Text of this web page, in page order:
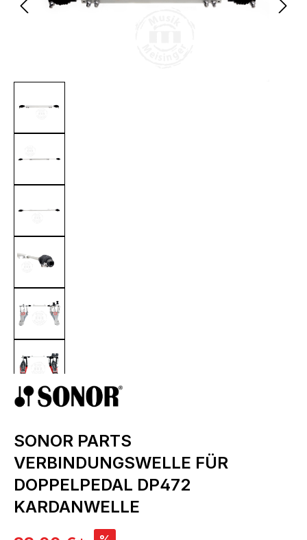
SONOR PARTS
VERBINDUNGSWELLE FÜR
DOPPELPEDAL DP472
KARDANWELLE
Verkaufspreis: